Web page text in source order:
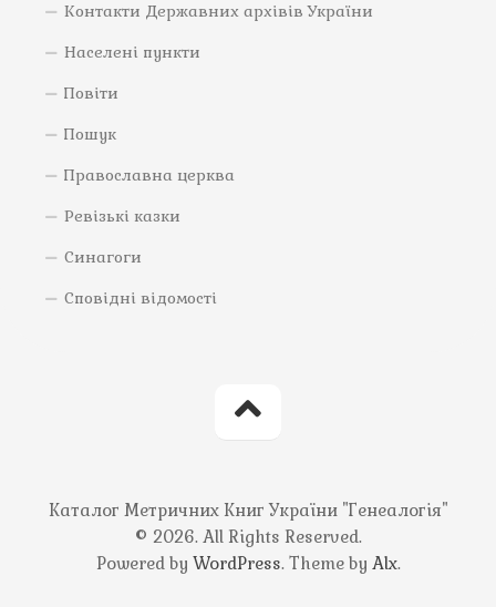
Контакти Державних архівів України
Населені пункти
Повіти
Пошук
Православна церква
Ревізькі казки
Синагоги
Сповідні відомості
Каталог Метричних Книг України "Генеалогія"
© 2026. All Rights Reserved.
Powered by WordPress. Theme by Alx.